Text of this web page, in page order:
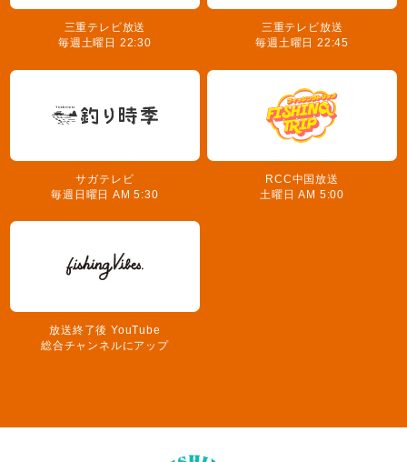
三重テレビ放送
毎週土曜日 22:30
三重テレビ放送
毎週土曜日 22:45
サガテレビ
毎週日曜日 AM 5:30
RCC中国放送
土曜日 AM 5:00
放送終了後 YouTube
総合チャンネルにアップ